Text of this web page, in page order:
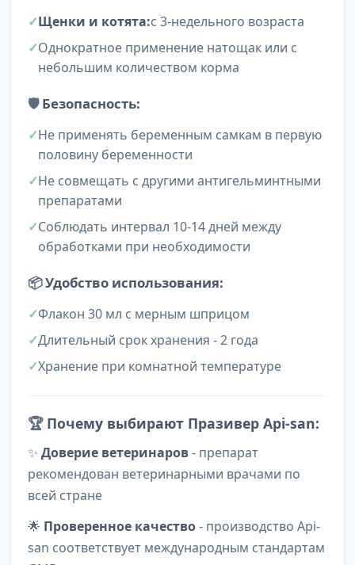
Щенки и котята:с 3-недельного возраста
Однократное применение натощак или с
небольшим количеством корма
🛡️Безопасность:
Не применять беременным самкам в первую
половину беременности
Не совмещать с другими антигельминтными
препаратами
Соблюдать интервал 10-14 дней между
обработками при необходимости
📦Удобство использования:
Флакон 30 мл с мерным шприцом
Длительный срок хранения - 2 года
Хранение при комнатной температуре
🏆 Почему выбирают Празивер Api-san:
✨ Доверие ветеринаров- препарат
рекомендован ветеринарными врачами по
всей стране
🌟 Проверенное качество- производство Api-
san соответствует международным стандартам